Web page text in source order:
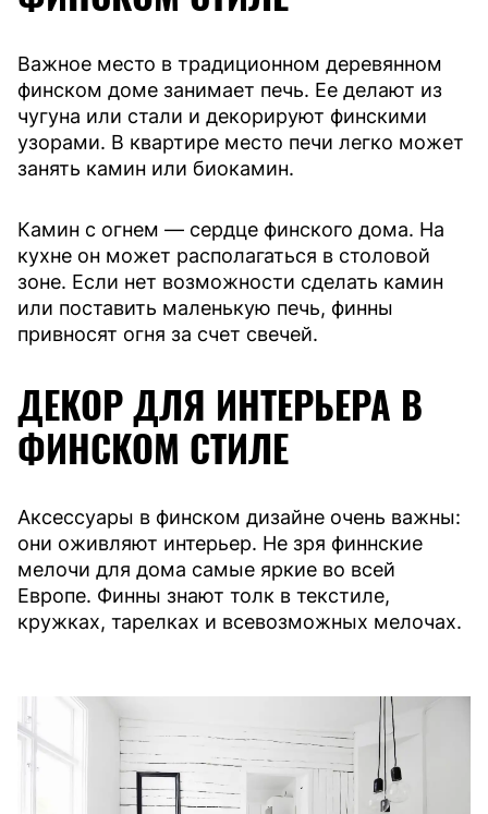
Важное место в традиционном деревянном
финском доме занимает печь. Ее делают из
чугуна или стали и декорируют финскими
узорами. В квартире место печи легко может
занять камин или биокамин.
Камин с огнем — сердце финского дома. На
кухне он может располагаться в столовой
зоне. Если нет возможности сделать камин
или поставить маленькую печь, финны
привносят огня за счет свечей.
ДЕКОР ДЛЯ ИНТЕРЬЕРА В
ФИНСКОМ СТИЛЕ
Аксессуары в финском дизайне очень важны:
они оживляют интерьер. Не зря финнские
мелочи для дома самые яркие во всей
Европе. Финны знают толк в текстиле,
кружках, тарелках и всевозможных мелочах.